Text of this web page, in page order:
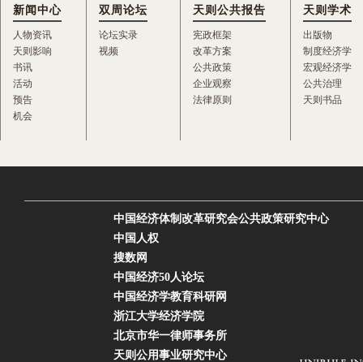
新闻中心
人物资讯
天则影响
书讯
活动
预告
机会
双周论坛
论坛实录
视频
天则公共报告
宪政框架
改革方案
公共政策
企业观察
法律原则
天则学术
出版物
制度经济学
宏观经济学
公共治理
天则书品
中国经济体制改革研究会公共政策研究中心
中国人权
搜数网
中国经济50人论坛
中国经济学教育科研网
浙江大学经济学院
北京市华一律师事务所
天则公用事业研究中心